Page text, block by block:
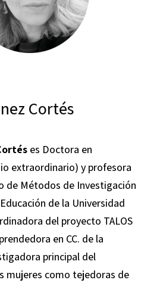
Cortés
es Doctora en
extraordinario) y profesora
de Métodos de Investigación
de la Universidad
del proyecto TALOS
en CC. de la
principal del
mujeres como tejedoras de